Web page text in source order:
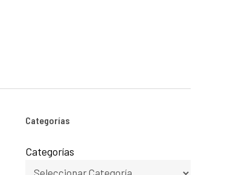
Categorías
Categorías